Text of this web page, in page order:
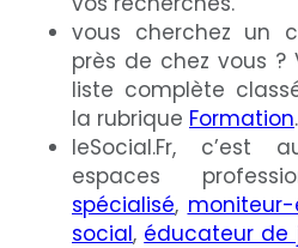
vous cherchez un
près de chez vous ?
liste complète
la rubrique Formation.
leSocial.Fr, c’est
espaces
spécialisé,
social, éducateur de